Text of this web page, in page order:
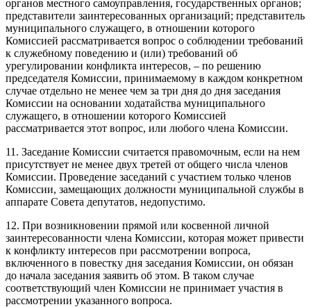
органов местного самоуправления, государственных органов;
представители заинтересованных организаций; представитель
муниципального служащего, в отношении которого
Комиссией рассматривается вопрос о соблюдении требований
к служебному поведению и (или) требований об
урегулировании конфликта интересов, – по решению
председателя Комиссии, принимаемому в каждом конкретном
случае отдельно не менее чем за три дня до дня заседания
Комиссии на основании ходатайства муниципального
служащего, в отношении которого Комиссией
рассматривается этот вопрос, или любого члена Комиссии.
11. Заседание Комиссии считается правомочным, если на нем
присутствует не менее двух третей от общего числа членов
Комиссии. Проведение заседаний с участием только членов
Комиссии, замещающих должности муниципальной службы в
аппарате Совета депутатов, недопустимо.
12. При возникновении прямой или косвенной личной
заинтересованности члена Комиссии, которая может привести
к конфликту интересов при рассмотрении вопроса,
включенного в повестку дня заседания Комиссии, он обязан
до начала заседания заявить об этом. В таком случае
соответствующий член Комиссии не принимает участия в
рассмотрении указанного вопроса.